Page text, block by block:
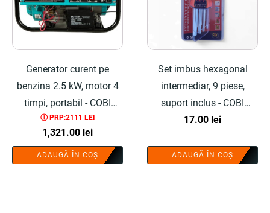
Generator curent pe
benzina 2.5 kW, motor 4
timpi, portabil - COBI
SMART®
ⓘ PRP:2111 LEI
1,321.00 lei
ADAUGĂ ÎN COȘ
Set imbus hexagonal
intermediar, 9 piese,
suport inclus - COBI
SMART®
17.00 lei
ADAUGĂ ÎN COȘ